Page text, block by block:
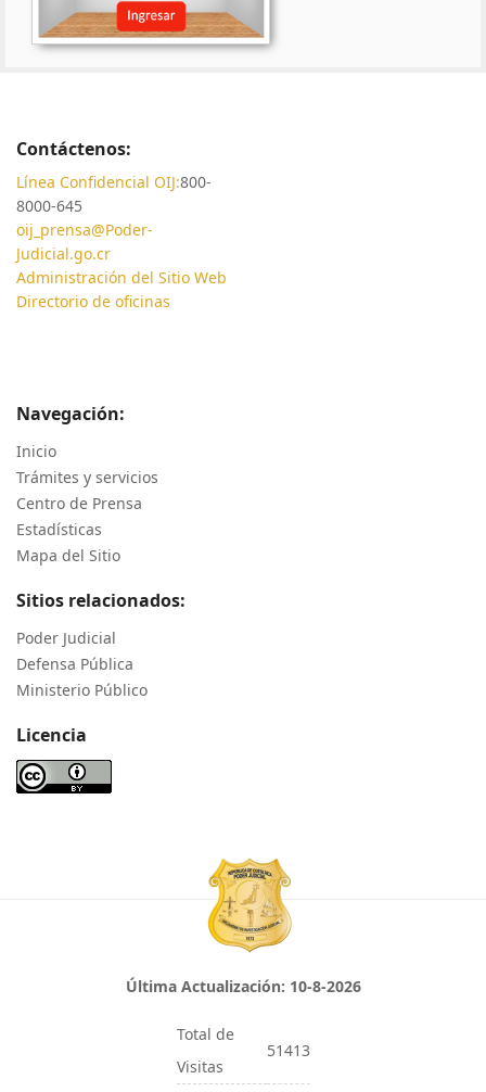
Contáctenos:
Línea Confidencial OIJ:800-
8000-645
oij_prensa@Poder-
Judicial.go.cr
Administración del Sitio Web
Directorio de oficinas
Navegación:
Inicio
Trámites y servicios
Centro de Prensa
Estadísticas
Mapa del Sitio
Sitios relacionados:
Poder Judicial
Defensa Pública
Ministerio Público
Licencia
Última Actualización: 10-8-2026
Total de
Visitas
51413